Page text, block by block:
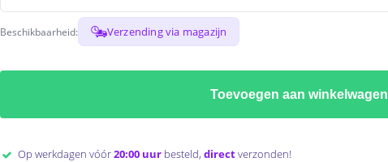
Beschikbaarheid: Verzending via magazijn
Toevoegen aan winkelwagen
Op werkdagen vóór20:00 uur besteld,directverzonden!